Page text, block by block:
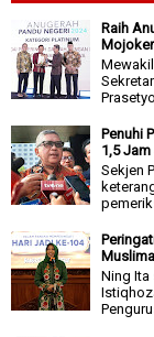
Raih
Penuhi
1,5
Sekjen
Ning Ita